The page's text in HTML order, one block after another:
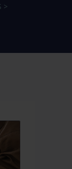
>